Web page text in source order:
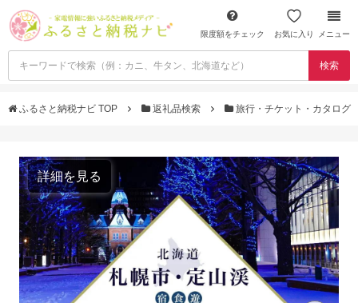
限度額をチェック お気に入り メニュー
検索
ふるさと納税ナビ TOP 返礼品検索 旅行・チケット・カタログ
詳細を見る